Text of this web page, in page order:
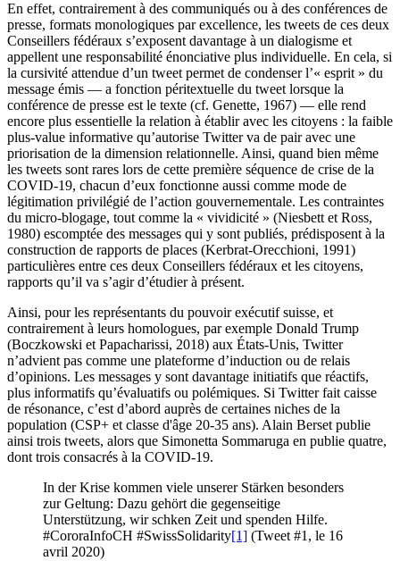
En effet, contrairement à des communiqués ou à des conférences de
presse, formats monologiques par excellence, les tweets de ces deux
Conseillers fédéraux s’exposent davantage à un dialogisme et
appellent une responsabilité énonciative plus individuelle. En cela, si
la cursivité attendue d’un tweet permet de condenser l’« esprit » du
message émis — a fonction péritextuelle du tweet lorsque la
conférence de presse est le texte (cf. Genette, 1967) — elle rend
encore plus essentielle la relation à établir avec les citoyens : la faible
plus-value informative qu’autorise Twitter va de pair avec une
priorisation de la dimension relationnelle. Ainsi, quand bien même
les tweets sont rares lors de cette première séquence de crise de la
COVID-19, chacun d’eux fonctionne aussi comme mode de
légitimation privilégié de l’action gouvernementale. Les contraintes
du micro-blogage, tout comme la « vividicité » (Niesbett et Ross,
1980) escomptée des messages qui y sont publiés, prédisposent à la
construction de rapports de places (Kerbrat-Orecchioni, 1991)
particulières entre ces deux Conseillers fédéraux et les citoyens,
rapports qu’il va s’agir d’étudier à présent.
Ainsi, pour les représentants du pouvoir exécutif suisse, et
contrairement à leurs homologues, par exemple Donald Trump
(Boczkowski et Papacharissi, 2018) aux États-Unis, Twitter
n’advient pas comme une plateforme d’induction ou de relais
d’opinions. Les messages y sont davantage initiatifs que réactifs,
plus informatifs qu’évaluatifs ou polémiques. Si Twitter fait caisse
de résonance, c’est d’abord auprès de certaines niches de la
population (CSP+ et classe d'âge 20-35 ans). Alain Berset publie
ainsi trois tweets, alors que Simonetta Sommaruga en publie quatre,
dont trois consacrés à la COVID-19.
In der Krise kommen viele unserer Stärken besonders
zur Geltung: Dazu gehört die gegenseitige
Unterstützung, wir schken Zeit und spenden Hilfe.
#CororaInfoCH #SwissSolidarity[1] (Tweet #1, le 16
avril 2020)